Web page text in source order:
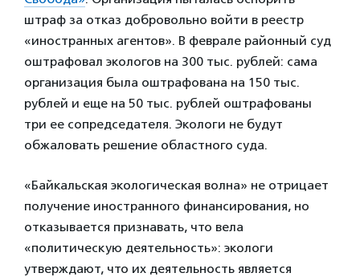
штраф за отказ добровольно войти в реестр
«иностранных агентов». В феврале районный суд
оштрафовал экологов на 300 тыс. рублей: сама
организация была оштрафована на 150 тыс.
рублей и еще на 50 тыс. рублей оштрафованы
три ее сопредседателя. Экологи не будут
обжаловать решение областного суда.
«Байкальская экологическая волна» не отрицает
получение иностранного финансирования, но
отказывается признавать, что вела
«политическую деятельность»: экологи
утверждают, что их деятельность является